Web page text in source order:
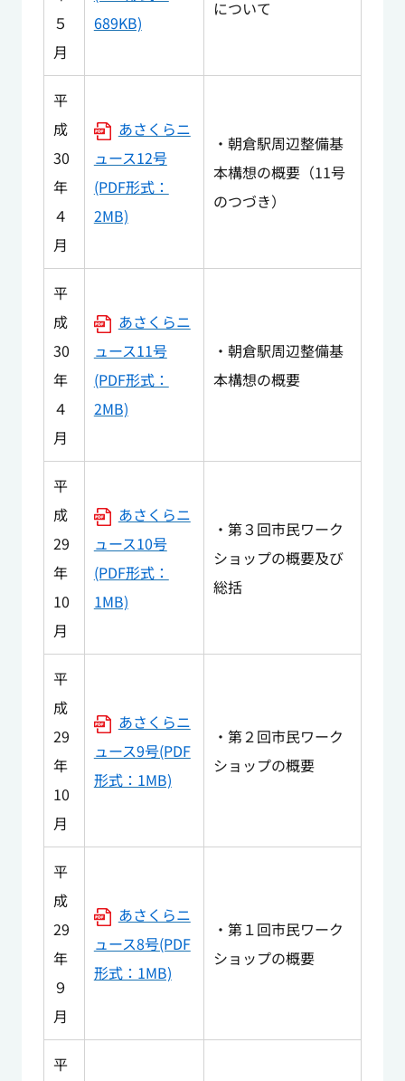
５
月
689KB)
について
平
成
30
年
４
月
あさくらニ
ュース12号
(PDF形式：
2MB)
・朝倉駅周辺整備基
本構想の概要（11号
のつづき）
平
成
30
年
４
月
あさくらニ
ュース11号
(PDF形式：
2MB)
・朝倉駅周辺整備基
本構想の概要
平
成
29
年
10
月
あさくらニ
ュース10号
(PDF形式：
1MB)
・第３回市民ワーク
ショップの概要及び
総括
平
成
29
年
10
月
あさくらニ
ュース9号(PDF
形式：1MB)
・第２回市民ワーク
ショップの概要
平
成
29
年
９
月
あさくらニ
ュース8号(PDF
形式：1MB)
・第１回市民ワーク
ショップの概要
平